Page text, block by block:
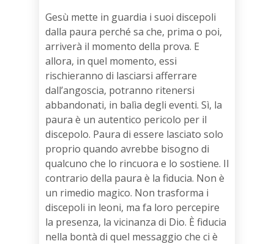
Gesù mette in guardia i suoi discepoli
dalla paura perché sa che, prima o poi,
arriverà il momento della prova. E
allora, in quel momento, essi
rischieranno di lasciarsi afferrare
dall’angoscia, potranno ritenersi
abbandonati, in balìa degli eventi. Sì, la
paura è un autentico pericolo per il
discepolo. Paura di essere lasciato solo
proprio quando avrebbe bisogno di
qualcuno che lo rincuora e lo sostiene. Il
contrario della paura è la fiducia. Non è
un rimedio magico. Non trasforma i
discepoli in leoni, ma fa loro percepire
la presenza, la vicinanza di Dio. È fiducia
nella bontà di quel messaggio che ci è